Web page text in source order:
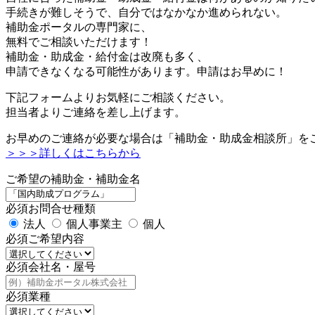
手続きが難しそうで、自分ではなかなか進められない。
補助金ポータルの専門家に、
無料でご相談いただけます！
補助金・助成金・給付金は改廃も多く、
申請できなくなる可能性があります。申請はお早めに！
下記フォームよりお気軽にご相談ください。
担当者よりご連絡を差し上げます。
お早めのご連絡が必要な場合は「補助金・助成金相談所」を
＞＞＞詳しくはこちらから
ご希望の補助金・補助金名
必須お問合せ種類
法人
個人事業主
個人
必須ご希望内容
必須会社名・屋号
必須業種